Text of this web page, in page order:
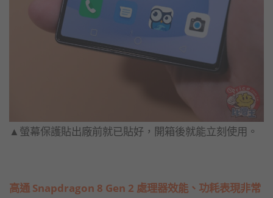
▲螢幕保護貼出廠前就已貼好，開箱後就能立刻使用。
高通 Snapdragon 8 Gen 2 處理器效能、功耗表現非常